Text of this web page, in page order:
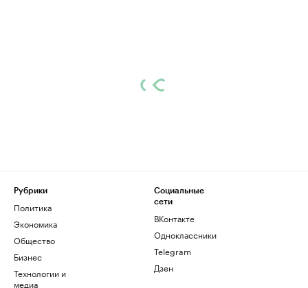
Рубрики
Политика
Экономика
Общество
Бизнес
Технологии и
медиа
Социальные
сети
ВКонтакте
Одноклассники
Telegram
Дзен